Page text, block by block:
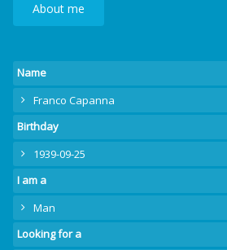
About me
Name
Franco Capanna
Birthday
1939-09-25
I am a
Man
Looking for a